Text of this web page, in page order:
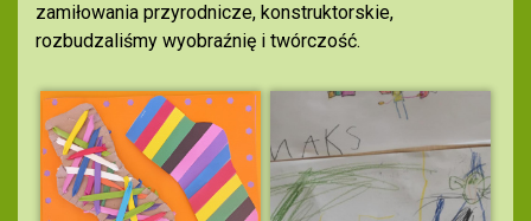
zamiłowania przyrodnicze, konstruktorskie,
rozbudzaliśmy wyobraźnię i twórczość.